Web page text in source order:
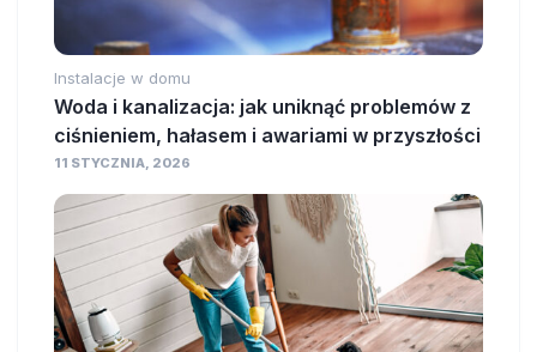
Instalacje w domu
Woda i kanalizacja: jak uniknąć problemów z
ciśnieniem, hałasem i awariami w przyszłości
11 STYCZNIA, 2026